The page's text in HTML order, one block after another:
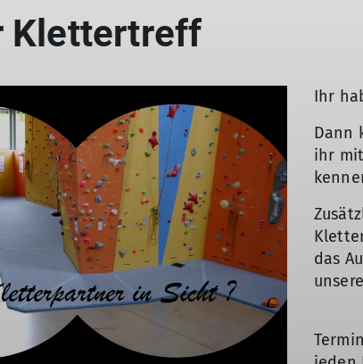
Klettertreff
Ihr
Dann
ihr
das